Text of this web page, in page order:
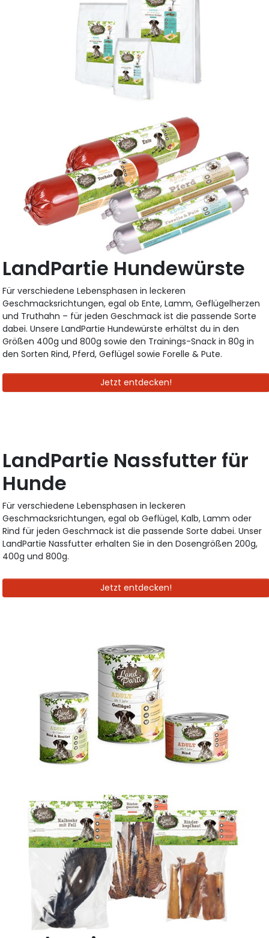
LandPartie Hundewürste
Für verschiedene Lebensphasen in leckeren
Geschmacksrichtungen, egal ob Ente, Lamm, Geflügelherzen
und Truthahn – für jeden Geschmack ist die passende Sorte
dabei. Unsere LandPartie Hundewürste erhältst du in den
Größen 400g und 800g sowie den Trainings-Snack in 80g in
den Sorten Rind, Pferd, Geflügel sowie Forelle & Pute.
Jetzt entdecken!
LandPartie Nassfutter für
Hunde
Für verschiedene Lebensphasen in leckeren
Geschmacksrichtungen, egal ob Geflügel, Kalb, Lamm oder
Rind für jeden Geschmack ist die passende Sorte dabei. Unser
LandPartie Nassfutter erhalten Sie in den Dosengrößen 200g,
400g und 800g.
Jetzt entdecken!